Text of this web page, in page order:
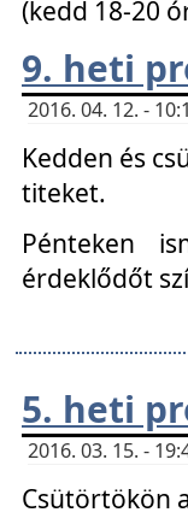
(kedd 18-20
9. heti
2016. 04. 12. -
Kedden és
titeket.
Pénteken
érdeklődőt
5. heti
2016. 03. 15. -
Csütörtökön